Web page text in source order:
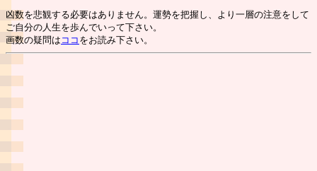
凶数を悲観する必要はありません。運勢を把握し、より一層の注意をして
ご自分の人生を歩んでいって下さい。
画数の疑問は ココ をお読み下さい。